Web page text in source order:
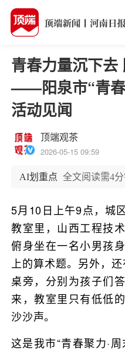
青春力量沉下去
——阳泉市“青春
活动见闻
顶端观茶
2026-05-15 09:59
AI划重点 全文阅读需4
5月10日上午9点，城
教室里，山西工程技
俯身坐在一名小男孩
上的算术题。另外，
桌旁，分别为孩子们
来，教室里只有低低
沙沙声。
这是我市“青春聚力·